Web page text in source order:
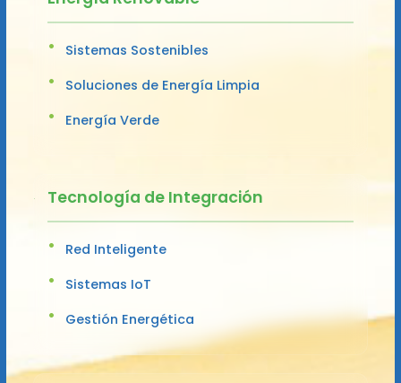
Sistemas Sostenibles
Soluciones de Energía Limpia
Energía Verde
Tecnología de Integración
Red Inteligente
Sistemas IoT
Gestión Energética